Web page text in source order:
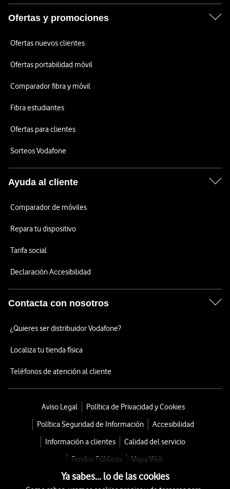
Ofertas y promociones
Ofertas nuevos clientes
Ofertas portabilidad móvil
Comparador fibra y móvil
Fibra estudiantes
Ofertas para clientes
Sorteos Vodafone
Ayuda al cliente
Comparador de móviles
Repara tu dispositivo
Tarifa social
Declaración Accesibilidad
Contacta con nosotros
¿Quieres ser distribuidor Vodafone?
Localiza tu tienda física
Teléfonos de atención al cliente
Aviso Legal
Política de Privacidad y Cookies
Política Seguridad de Información
Accesibilidad
Información a clientes
Calidad del servicio
Fondos Públicos
Mapa Web
Ya sabes... lo de las cookies